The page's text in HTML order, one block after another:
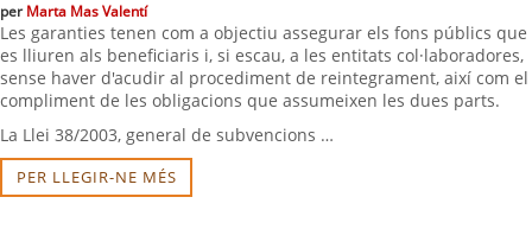
perMarta Mas Valentí
Les garanties tenen com a objectiu assegurar els fons públics que
es lliuren als beneficiaris i, si escau, a les entitats col·laboradores,
sense haver d'acudir al procediment de reintegrament, així com el
compliment de les obligacions que assumeixen les dues parts.
La Llei 38/2003, general de subvencions …
PER LLEGIR-NE MÉS